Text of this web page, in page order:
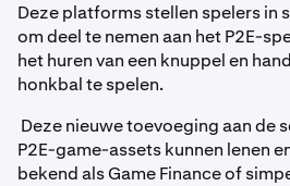
Deze platforms stellen spelers in
om deel te nemen aan het P2E-
het huren van een knuppel en
honkbal te spelen.
Deze nieuwe toevoeging aan de
P2E-game-assets kunnen lenen
bekend als Game Finance of